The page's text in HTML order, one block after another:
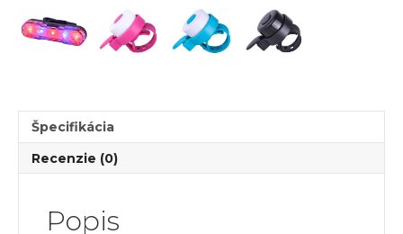
a
tichými
Špecifikácia
Recenzie (0)
Popis